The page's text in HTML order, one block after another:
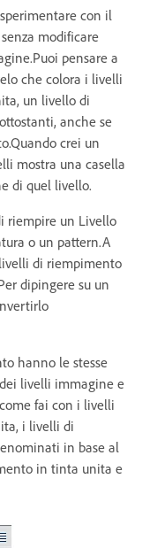
con il
modificare
pensare a
che colora i livelli
un livello di
anche se
crei un
mostra una casella
di quel livello.
riempire un Livello
o un pattern.A
di riempimento
dipingere su un
hanno le stesse
livelli immagine e
fai con i livelli
i livelli di
in base al
in tinta unita e